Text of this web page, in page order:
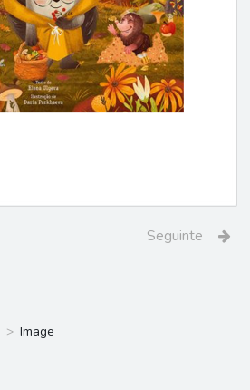
Seguinte
Image